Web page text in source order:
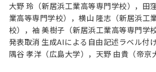
大野 玲（新居浜工業高等専門学校），田
業高等専門学校），横山 隆志（新居浜工
校），袖 美樹子（新居浜工業高等専門学校
発表取消 生成AIによる自由記述ラベル付
隅谷 孝洋（広島大学），天野 由貴（帝京